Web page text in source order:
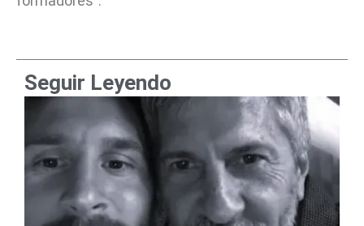
Seguir Leyendo